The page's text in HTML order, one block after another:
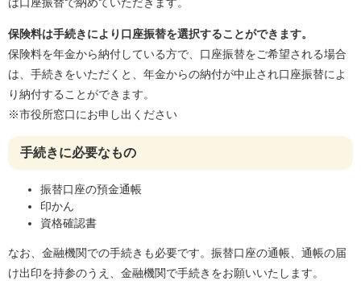
は口座振替で納めていただきます。
保険料は手続きにより口座振替を選択することができます。
保険料を年金から納付している方で、口座振替をご希望される場合
は、手続きをいただくと、年金からの納付が中止され口座振替によ
り納付することができます。
※市役所窓口にお申し出ください
手続きに必要なもの
振替口座の預金通帳
印かん
資格確認書
なお、金融機関での手続きも必要です。振替口座の通帳、通帳の届
け出印を持参のうえ、金融機関で手続きをお願いいたします。